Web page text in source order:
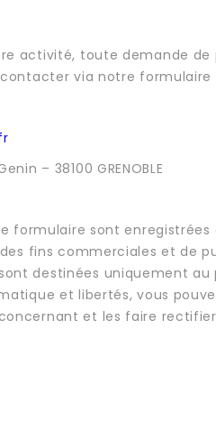
activité, toute demande de
via notre
– 38100 GRENOBLE
formulaire sont enregistrées
fins commerciales et de
destinées uniquement au
et libertés, vous
et les faire